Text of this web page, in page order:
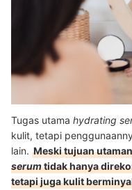
Tugas utama hydrating
kulit, tetapi
lain. Meski tujuan
serumtidak hanya
tetapi juga kulit